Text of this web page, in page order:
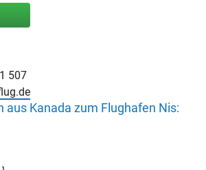
507
aus Kanada zum Flughafen Nis: